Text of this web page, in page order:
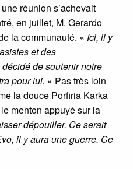
réunion s’achevait
en juillet, M. Gerardo
la communauté. « Ici, il y
et des
de soutenir notre
pour lui. » Pas très loin
la douce Porfiria Karka
menton appuyé sur la
dépouiller. Ce serait
il y aura une guerre. Ce